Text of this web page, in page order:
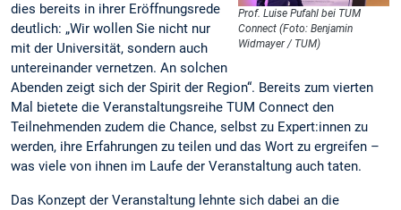
Prof. Luise Pufahl bei TUM
Connect (Foto: Benjamin
Widmayer / TUM)
dies bereits in ihrer Eröffnungsrede
deutlich: „Wir wollen Sie nicht nur
mit der Universität, sondern auch
untereinander vernetzen. An solchen
Abenden zeigt sich der Spirit der Region“. Bereits zum vierten
Mal bietete die Veranstaltungsreihe TUM Connect den
Teilnehmenden zudem die Chance, selbst zu Expert:innen zu
werden, ihre Erfahrungen zu teilen und das Wort zu ergreifen –
was viele von ihnen im Laufe der Veranstaltung auch taten.
Das Konzept der Veranstaltung lehnte sich dabei an die